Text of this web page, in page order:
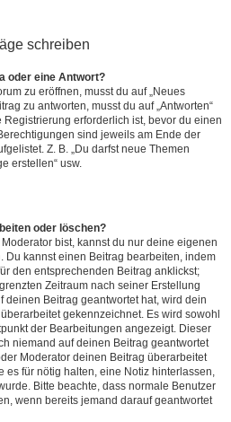
schreiben
oder eine Antwort?
zu eröffnen, musst du auf „Neues
zu antworten, musst du auf „Antworten“
Registrierung erforderlich ist, bevor du einen
sind jeweils am Ende der
Z. B. „Du darfst neue Themen
erstellen“ usw.
oder löschen?
bist, kannst du nur deine eigenen
Du kannst einen Beitrag bearbeiten, indem
den entsprechenden Beitrag anklickst;
Zeitraum nach seiner Erstellung
deinen Beitrag geantwortet hat, wird dein
gekennzeichnet. Es wird sowohl
der Bearbeitungen angezeigt. Dieser
niemand auf deinen Beitrag geantwortet
Moderator deinen Beitrag überarbeitet
es für nötig halten, eine Notiz hinterlassen,
Bitte beachte, dass normale Benutzer
wenn bereits jemand darauf geantwortet